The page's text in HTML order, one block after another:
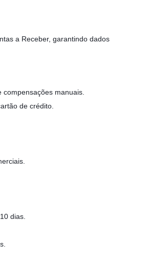
a Receber, garantindo dados
manuais.
de crédito.
dias.